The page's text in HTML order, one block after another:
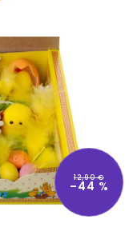
12,90 €
–44 %